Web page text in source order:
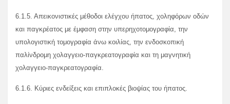
6.1.5. Απεικονιστικές μέθοδοι ελέγχου ήπατος, χοληφόρων οδών
και παγκρέατος με έμφαση στην υπερηχοτομογραφία, την
υπολογιστική τομογραφία άνω κοιλίας, την ενδοσκοπική
παλίνδρομη χολαγγειο-παγκρεατογραφία και τη μαγνητική
χολαγγειο-παγκρεατογραφία.
6.1.6. Κύριες ενδείξεις και επιπλοκές βιοψίας του ήπατος.